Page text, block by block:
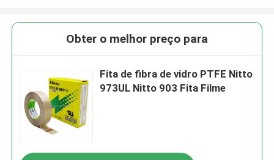
Obter o melhor preço para
Fita de fibra de vidro PTFE Nitto
973UL Nitto 903 Fita Filme